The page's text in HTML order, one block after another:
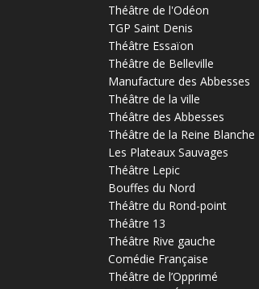
Théâtre de l'Odéon
TGP Saint Denis
Théâtre Essaïon
Théâtre de Belleville
Manufacture des Abbesses
Théâtre de la ville
Théâtre des Abbesses
Théâtre de la Reine Blanche
Les Plateaux Sauvages
Théâtre Lepic
Bouffes du Nord
Théâtre du Rond-point
Théâtre 13
Théâtre Rive gauche
Comédie Française
Théâtre de l’Opprimé